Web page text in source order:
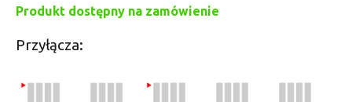
Produkt dostępny na zamówienie
Przyłącza: